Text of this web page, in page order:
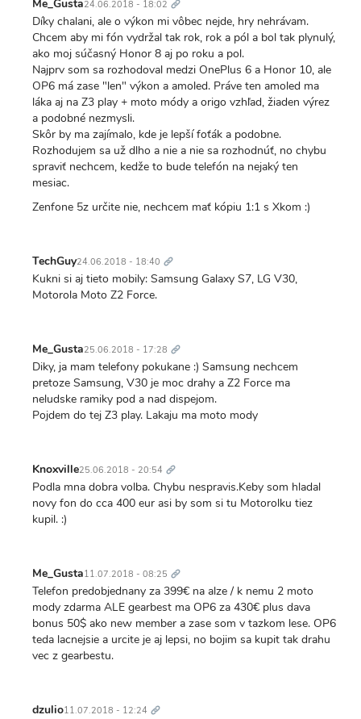
Me_Gusta24.06.2018 - 18:02
Díky chalani, ale o výkon mi vôbec nejde, hry nehrávam.
Chcem aby mi fón vydržal tak rok, rok a pól a bol tak plynulý,
ako moj súčasný Honor 8 aj po roku a pol.
Najprv som sa rozhodoval medzi OnePlus 6 a Honor 10, ale
OP6 má zase "len" výkon a amoled. Práve ten amoled ma
láka aj na Z3 play + moto módy a origo vzhľad, žiaden výrez
a podobné nezmysli.
Skôr by ma zajímalo, kde je lepší foťák a podobne.
Rozhodujem sa už dlho a nie a nie sa rozhodnúť, no chybu
spraviť nechcem, kedže to bude telefón na nejaký ten
mesiac.
Zenfone 5z určite nie, nechcem mať kópiu 1:1 s Xkom :)
TechGuy24.06.2018 - 18:40 odkaz
Kukni si aj tieto mobily: Samsung Galaxy S7, LG V30,
Motorola Moto Z2 Force.
Me_Gusta25.06.2018 - 17:28 odkaz
Diky, ja mam telefony pokukane :) Samsung nechcem
pretoze Samsung, V30 je moc drahy a Z2 Force ma
neludske ramiky pod a nad dispejom.
Pojdem do tej Z3 play. Lakaju ma moto mody
Knoxville25.06.2018 - 20:54 odkaz
Podla mna dobra volba. Chybu nespravis.Keby som hladal
novy fon do cca 400 eur asi by som si tu Motorolku tiez
kupil. :)
Me_Gusta11.07.2018 - 08:25 odkaz
Telefon predobjednany za 399€ na alze / k nemu 2 moto
mody zdarma ALE gearbest ma OP6 za 430€ plus dava
bonus 50$ ako new member a zase som v tazkom lese. OP6
teda lacnejsie a urcite je aj lepsi, no bojim sa kupit tak drahu
vec z gearbestu.
dzulio11.07.2018 - 12:24 odkaz